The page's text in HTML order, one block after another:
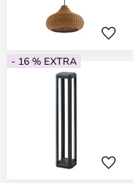
- 16 % EXTRA